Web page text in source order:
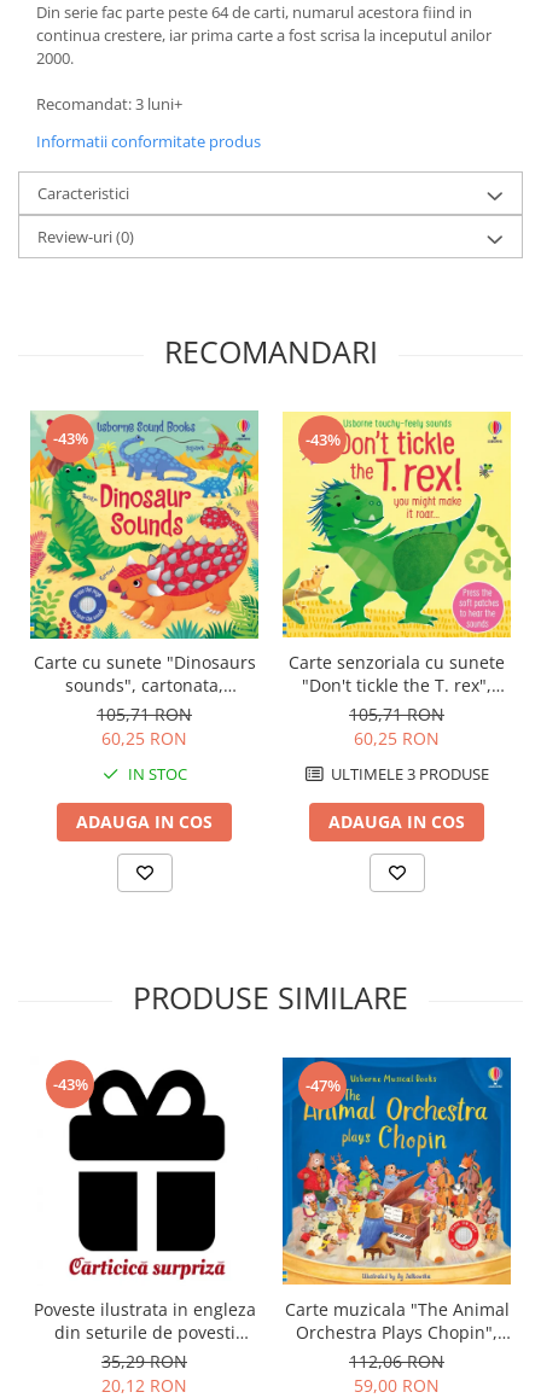
Din serie fac parte peste 64 de carti, numarul acestora fiind in
continua crestere, iar prima carte a fost scrisa la inceputul anilor
2000.
Recomandat: 3 luni+
Informatii conformitate produs
Caracteristici
Review-uri(0)
RECOMANDARI
-43%
Carte cu sunete "Dinosaurs
sounds", cartonata,
Usborne
105,71 RON
60,25 RON
IN STOC
ADAUGA IN COS
-43%
Carte senzoriala cu sunete
"Don't tickle the T. rex",
cartonata, cu texturi,
Usborne
105,71 RON
60,25 RON
ULTIMELE 3 PRODUSE
ADAUGA IN COS
PRODUSE SIMILARE
-43%
Poveste ilustrata in engleza
din seturile de povesti
Usborne
35,29 RON
20,12 RON
-47%
Carte muzicala "The Animal
Orchestra Plays Chopin",
cartonata, Usborne
112,06 RON
59,00 RON